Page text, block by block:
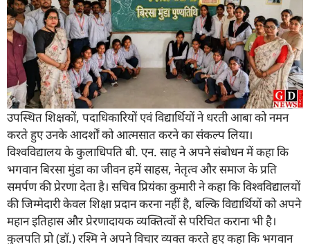
उपस्थित शिक्षकों, पदाधिकारियों एवं विद्यार्थियों ने धरती आबा को नमन
करते हुए उनके आदर्शों को आत्मसात करने का संकल्प लिया।
विश्वविद्यालय के कुलाधिपति बी. एन. साह ने अपने संबोधन में कहा कि
भगवान बिरसा मुंडा का जीवन हमें साहस, नेतृत्व और समाज के प्रति
समर्पण की प्रेरणा देता है। सचिव प्रियंका कुमारी ने कहा कि विश्वविद्यालयों
की जिम्मेदारी केवल शिक्षा प्रदान करना नहीं है, बल्कि विद्यार्थियों को अपने
महान इतिहास और प्रेरणादायक व्यक्तित्वों से परिचित कराना भी है।
कुलपति प्रो (डॉ.) रश्मि ने अपने विचार व्यक्त करते हुए कहा कि भगवान